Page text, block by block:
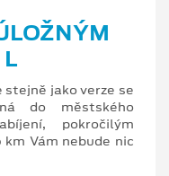
stejně jako verze se
do městského
pokročilým
Vám nebude nic